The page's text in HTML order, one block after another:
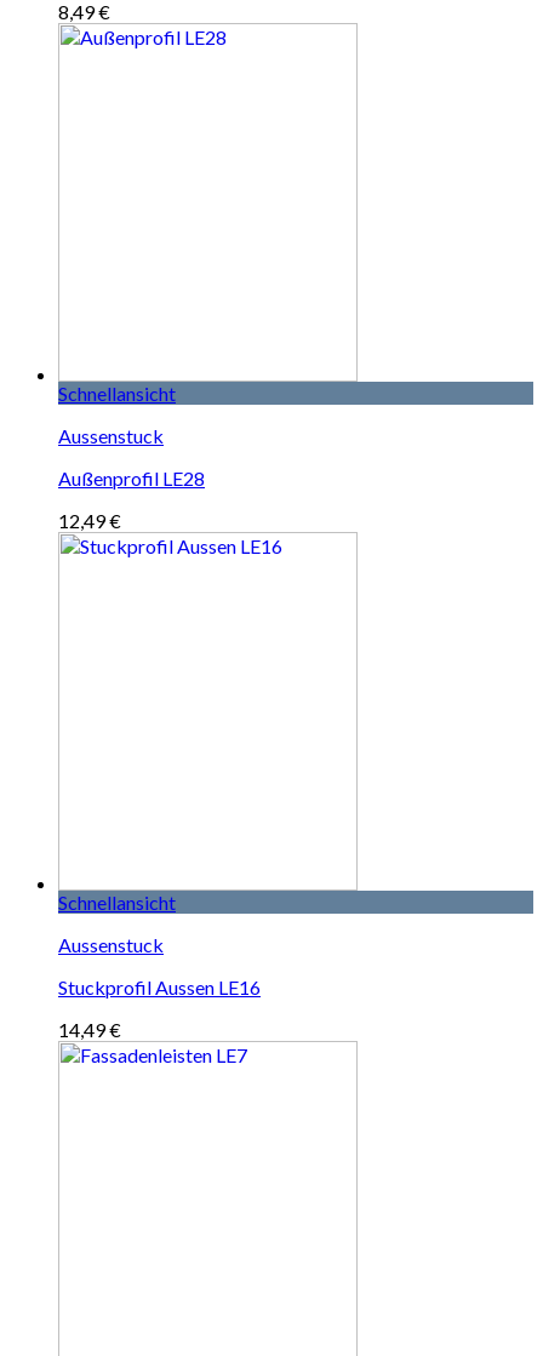
8,49€
Schnellansicht
Aussenstuck
Außenprofil LE28
12,49€
Schnellansicht
Aussenstuck
Stuckprofil Aussen LE16
14,49€